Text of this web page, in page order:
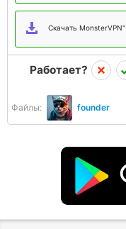
Скачать MonsterVPN"
Файлы: founder
Работает?